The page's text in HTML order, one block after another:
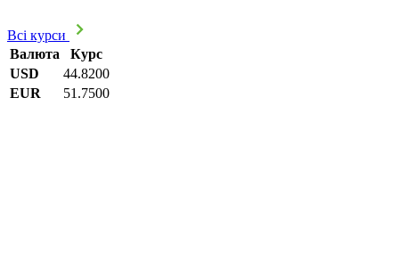
Всі курси
Валюта
Курс
USD
44.8200
EUR
51.7500